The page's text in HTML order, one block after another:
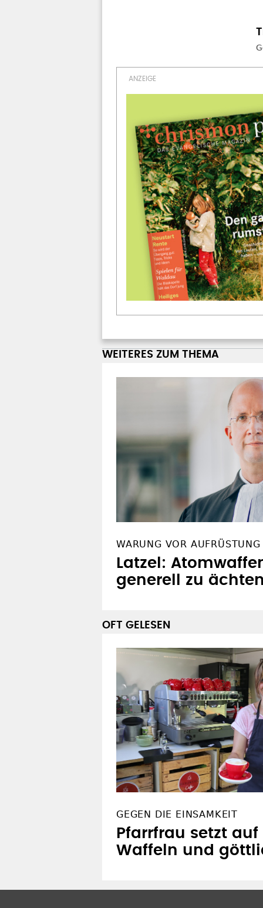
WEITERES ZUM THEMA
WARUNG VOR AUFRÜSTUNG
Latzel:
generell zu ächten
OFT GELESEN
GEGEN DIE EINSAMKEIT
Pfarrfrau setzt
Waffeln und